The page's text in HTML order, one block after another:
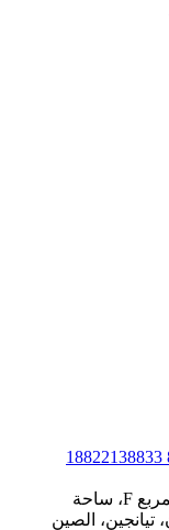
الغرفة ٥١٠، المبنى الجنوبي، المربع F، ساحة